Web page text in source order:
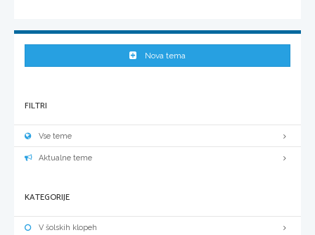
Nova tema
FILTRI
Vse teme
Aktualne teme
KATEGORIJE
V šolskih klopeh